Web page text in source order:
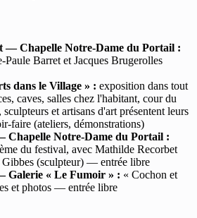
— Chapelle Notre-Dame du Portail :
Paule Barret et Jacques Brugerolles
dans le Village » : exposition dans tout
caves, salles chez l'habitant, cour du
et artisans d'art présentent leurs
faire (ateliers, démonstrations)
Chapelle Notre-Dame du Portail :
du festival, avec Mathilde Recorbet
(sculpteur) — entrée libre
Galerie « Le Fumoir » : « Cochon et
et photos — entrée libre